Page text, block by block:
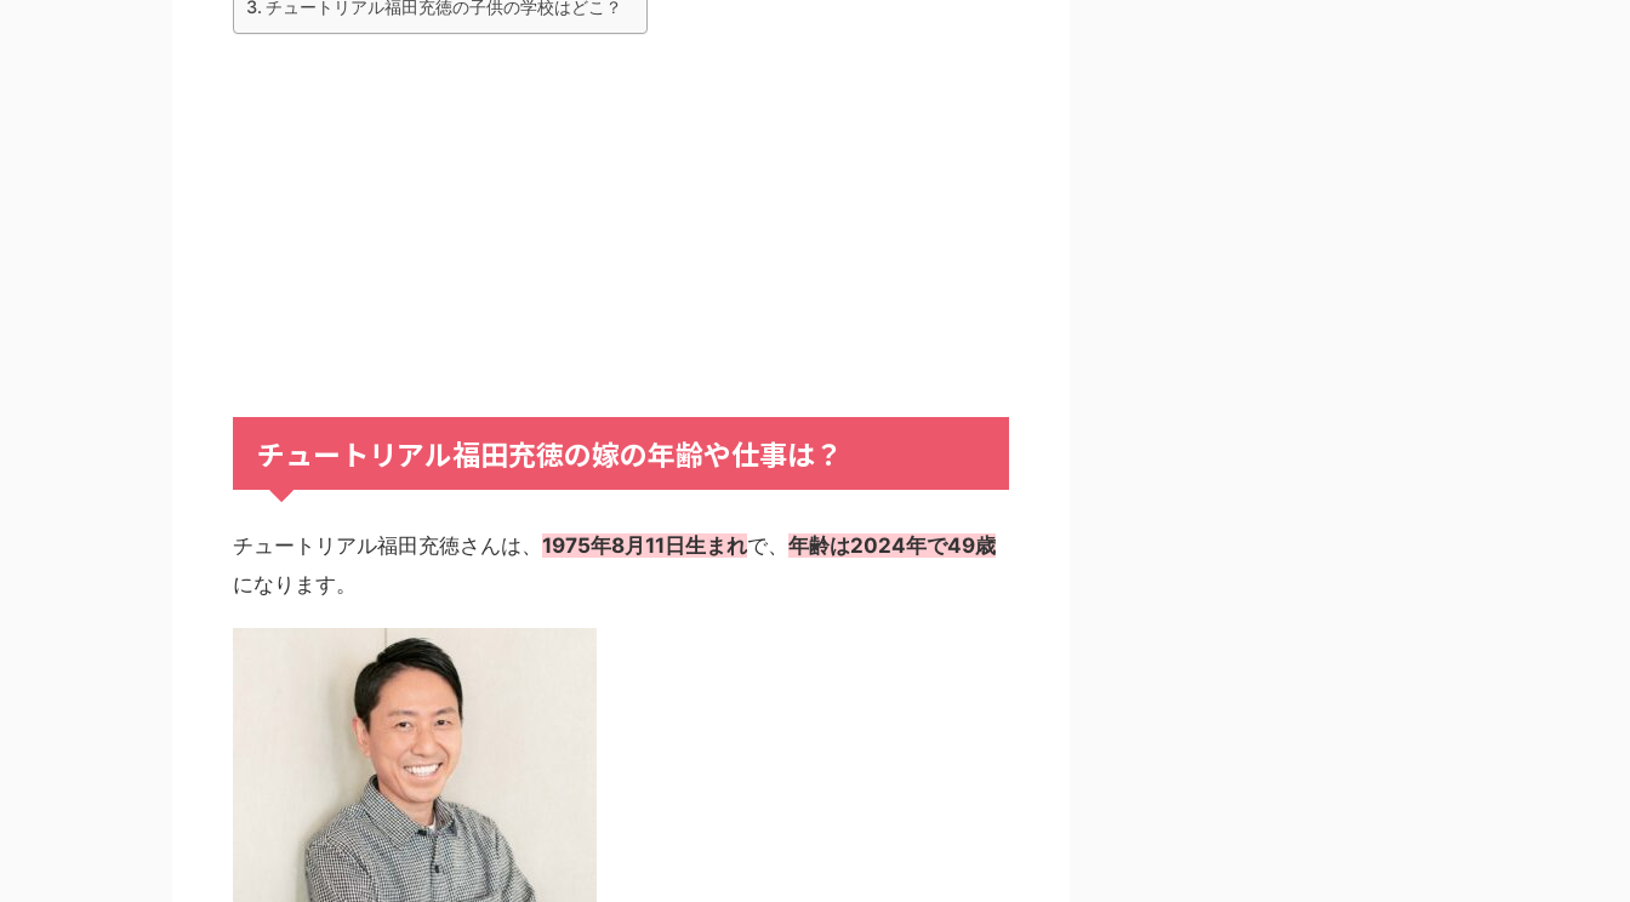
チュートリアル福田充徳の子供の学校はどこ？
チュートリアル福田充徳の嫁の年齢や仕事は？
チュートリアル福田充徳さんは、 1975年8月11日生まれで、 年齢は2024年で49歳
になります。